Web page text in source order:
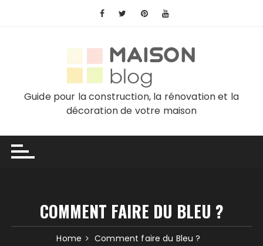
Guide pour la construction, la rénovation et la
décoration de votre maison
COMMENT FAIRE DU BLEU ?
Home Comment faire du Bleu ?